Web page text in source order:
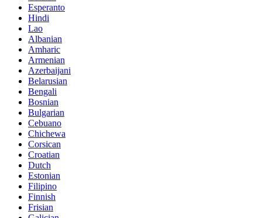
Esperanto
Hindi
Lao
Albanian
Amharic
Armenian
Azerbaijani
Belarusian
Bengali
Bosnian
Bulgarian
Cebuano
Chichewa
Corsican
Croatian
Dutch
Estonian
Filipino
Finnish
Frisian